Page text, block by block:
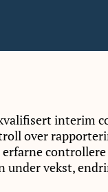
interim
over
under vekst,